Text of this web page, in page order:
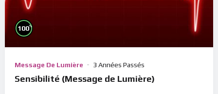
100%
Message De Lumière 3 Années Passés
Sensibilité (Message de Lumière)